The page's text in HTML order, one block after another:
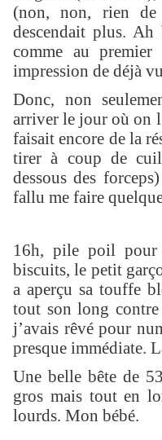
(non, non, rien
descendait plus.
comme au
impression de déjà
Donc, non
arriver le jour où on
faisait encore de la
tirer à coup de
dessous des
fallu me faire
16h, pile poil
biscuits, le petit
a aperçu sa touffe
tout son long
j’avais rêvé pour
presque immédiate.
Une belle bête de
gros mais tout en
lourds. Mon bébé.